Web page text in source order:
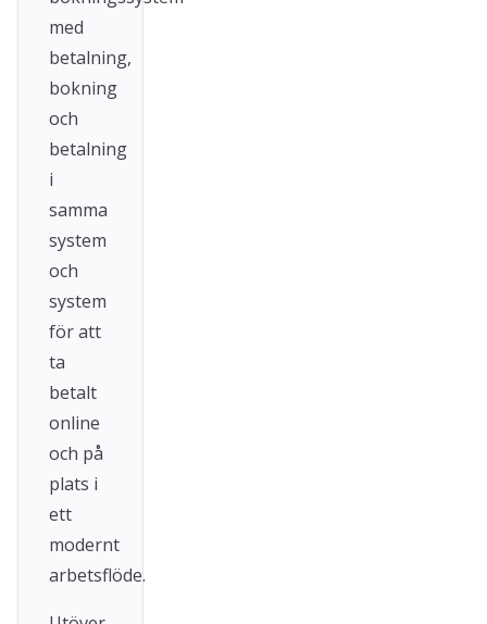
med
betalning,
bokning
och
betalning
i
samma
system
och
system
för att
ta
betalt
online
och på
plats i
ett
modernt
arbetsflöde.